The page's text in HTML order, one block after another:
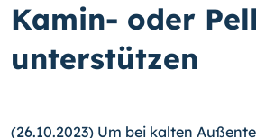
Kamin- oder
unterstützen
(26.10.2023) Um bei kalten